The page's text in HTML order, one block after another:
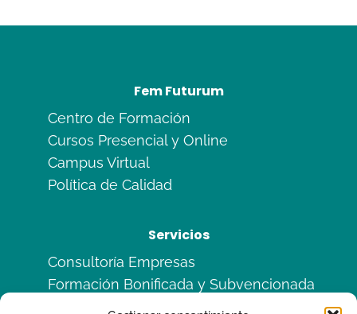
Fem Futurum
Centro de Formación
Cursos Presencial y Online
Campus Virtual
Política de Calidad
Servicios
Consultoría Empresas
Formación Bonificada y Subvencionada